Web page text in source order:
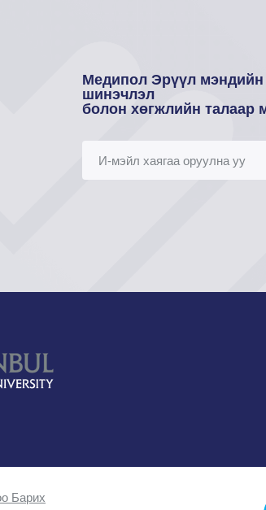
Медипол Эрүүл мэндийн
шинэчлэл
болон хөгжлийн талаар
Барих